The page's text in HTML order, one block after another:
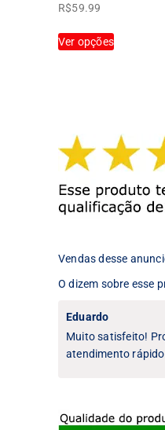
R$59.99
Ver opçõesproduto
opções
podem
ser
na
produto
Vendas desse
O dizem sobre esse
Eduardo
Muito satisfeito!
atendimento